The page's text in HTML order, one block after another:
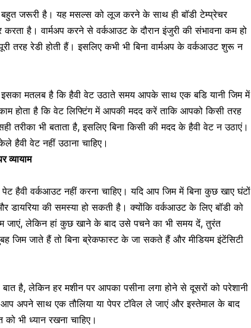
बहुत जरूरी है। यह मसल्स को लूज करने के साथ ही बॉडी टेम्प्रेचर
है। वार्मअप करने से वर्कआउट के दौरान इंजुरी की संभावना कम हो
तरह रेडी होती हैं। इसलिए कभी भी बिना वार्मअप के वर्कआउट शुरू न
मतलब है कि हैवी वेट उठाते समय आपके साथ एक बडि यानी जिम में
होता है किवेट लिफ्टिंगमें आपकी मदद करें ताकि आपको किसी तरह
भी बताता है, इसलिए बिना किसी की मदद के हैवी वेट न उठाएं।
वेट नहीं उठाना चाहिए।
हैवी वर्कआउट नहीं करना चाहिए। यदि आप जिम में बिना कुछ खाए घंटों
डायरिया की समस्या हो सकती है। क्योंकि वर्कआउट के लिए बॉडी को
जाएं, लेकिन हां कुछ खाने के बाद उसे पचने का भी समय दें, तुरंत
जाते हैं तो बिना ब्रेकफास्ट के जा सकते हैं और मीडियम इंटेंसिटी
है, लेकिन हर मशीन पर आपका पसीना लगा होने से दूसरों को परेशानी
अपने साथ एक तौलिया या पेपर टॉवेल ले जाएं और इस्तेमाल के बाद
भी ध्यान रखना चाहिए।